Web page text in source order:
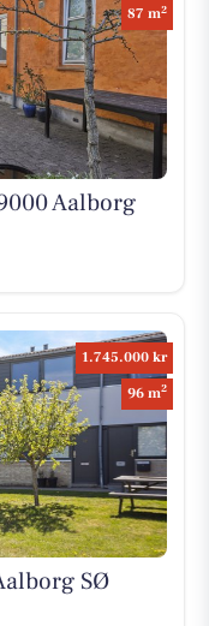
87 m2
Aalborg
1.745.000 kr
96 m2
SØ